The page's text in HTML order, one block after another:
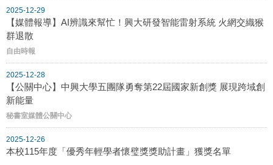
2025-12-29
【媒體報導】AI辨識來幫忙！興大研發智能雷射系統 火網交織猴
群退散
自由時報
2025-12-28
【公關中心】中興大學五團隊勇奪第22屆國家新創獎 展現跨域創
新能量
秘書室媒體公關中心
2025-12-26
本校115年度「優秀年輕學者懷璧獎獎助計畫」獲獎名單